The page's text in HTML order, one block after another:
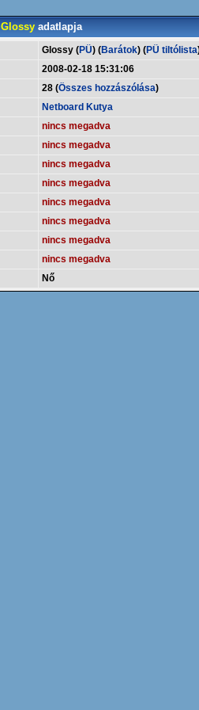
Glossyadatlapja
Glossy (PÜ) (Barátok) (PÜ tiltólista
2008-02-18 15:31:06
28 (Összes hozzászólása)
Netboard Kutya
nincs megadva
nincs megadva
nincs megadva
nincs megadva
nincs megadva
nincs megadva
nincs megadva
nincs megadva
Nő